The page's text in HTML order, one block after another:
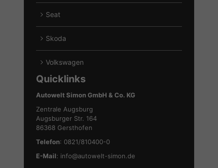
anzeigen
von
anzeigen
Seat
Alle
von
anzeigen
Skoda
Alle
von
Skoda
Volkswagen
Fahrzeuge
von
anzeigen
Quicklinks
Autowelt Simon GmbH & Co. KG
Zentrale Augsburg
Augsburger Str. 164
86368 Gersthofen
Telefon: 0821/810400-0
E-Mail: info@autowelt-simon.de